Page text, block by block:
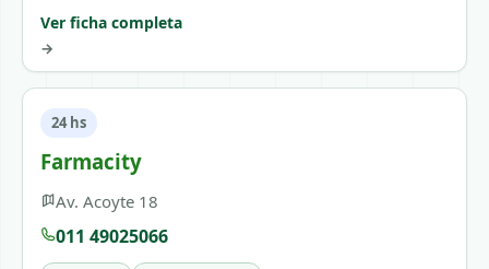
Ver ficha completa
→
24 hs
Farmacity
Av. Acoyte 18
011 49025066